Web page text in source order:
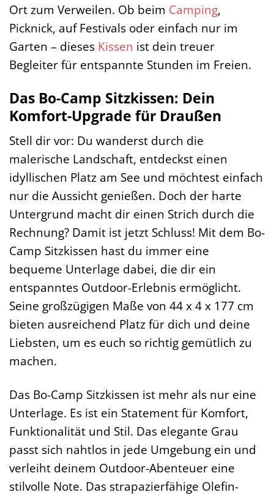
Ort zum Verweilen. Ob beim Camping,
Picknick, auf Festivals oder einfach nur im
Garten – dieses Kissen ist dein treuer
Begleiter für entspannte Stunden im Freien.
Das Bo-Camp Sitzkissen: Dein
Komfort-Upgrade für Draußen
Stell dir vor: Du wanderst durch die
malerische Landschaft, entdeckst einen
idyllischen Platz am See und möchtest einfach
nur die Aussicht genießen. Doch der harte
Untergrund macht dir einen Strich durch die
Rechnung? Damit ist jetzt Schluss! Mit dem Bo-
Camp Sitzkissen hast du immer eine
bequeme Unterlage dabei, die dir ein
entspanntes Outdoor-Erlebnis ermöglicht.
Seine großzügigen Maße von 44 x 4 x 177 cm
bieten ausreichend Platz für dich und deine
Liebsten, um es euch so richtig gemütlich zu
machen.
Das Bo-Camp Sitzkissen ist mehr als nur eine
Unterlage. Es ist ein Statement für Komfort,
Funktionalität und Stil. Das elegante Grau
passt sich nahtlos in jede Umgebung ein und
verleiht deinem Outdoor-Abenteuer eine
stilvolle Note. Das strapazierfähige Olefin-